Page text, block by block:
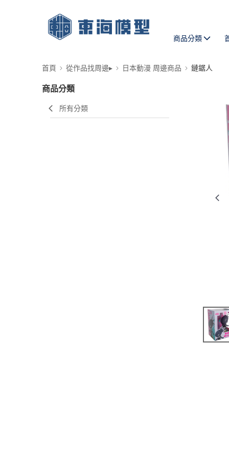
商品分類
首頁 從作品找周邊▸ 日本動漫 周邊商品 鏈鋸人
商品分類
所有分類